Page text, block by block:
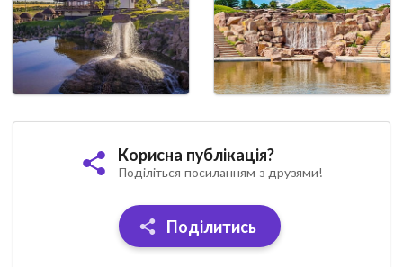
Корисна публікація?
Поділіться посиланням з друзями!
Поділитись